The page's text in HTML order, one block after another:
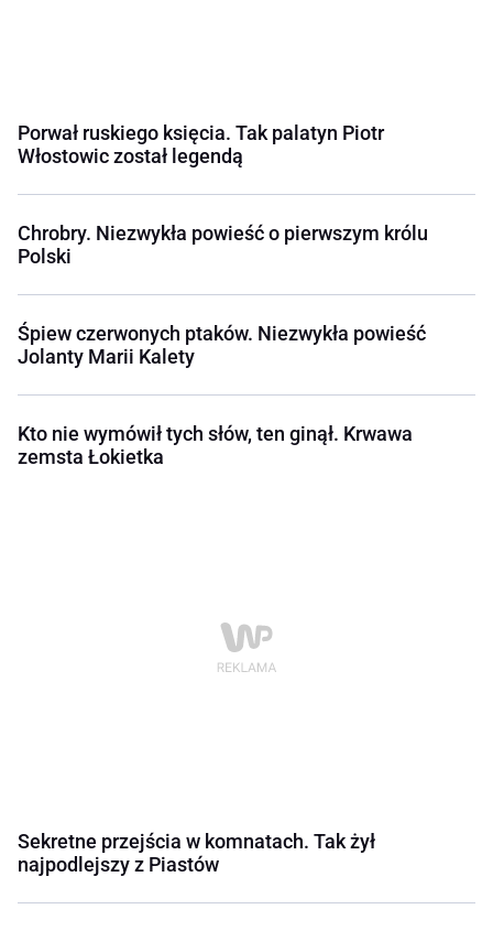
Porwał ruskiego księcia. Tak palatyn Piotr
Włostowic został legendą
Chrobry. Niezwykła powieść o pierwszym królu
Polski
Śpiew czerwonych ptaków. Niezwykła powieść
Jolanty Marii Kalety
Kto nie wymówił tych słów, ten ginął. Krwawa
zemsta Łokietka
Sekretne przejścia w komnatach. Tak żył
najpodlejszy z Piastów